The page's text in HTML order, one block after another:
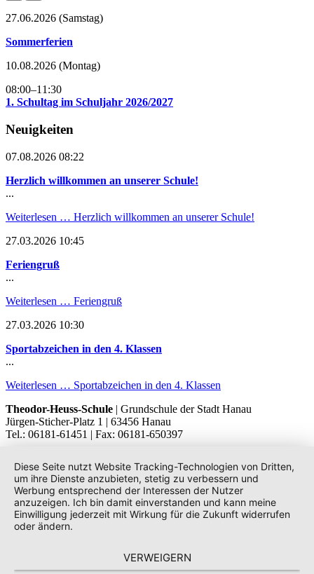
27.06.2026 (Samstag)
Sommerferien
10.08.2026 (Montag)
08:00–11:30
1. Schultag im Schuljahr 2026/2027
Neuigkeiten
07.08.2026 08:22
Herzlich willkommen an unserer Schule!
...
Weiterlesen … Herzlich willkommen an unserer Schule!
27.03.2026 10:45
Feriengruß
...
Weiterlesen … Feriengruß
27.03.2026 10:30
Sportabzeichen in den 4. Klassen
...
Weiterlesen … Sportabzeichen in den 4. Klassen
Theodor-Heuss-Schule | Grundschule der Stadt Hanau
Jürgen-Sticher-Platz 1 | 63456 Hanau
Tel.: 06181-61451 | Fax: 06181-650397
Diese Seite nutzt Website Tracking-Technologien von Dritten,
um ihre Dienste anzubieten, stetig zu verbessern und
Werbung entsprechend der Interessen der Nutzer
anzuzeigen. Ich bin damit einverstanden und kann meine
Einwilligung jederzeit mit Wirkung für die Zukunft widerrufen
oder ändern.
VERWEIGERN